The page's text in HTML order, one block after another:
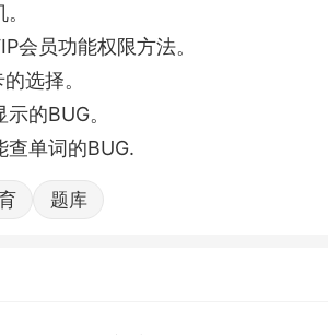
会员功能权限方法。
选择。
的BUG。
查单词的BUG.
题库